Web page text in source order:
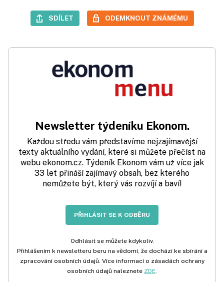
SDÍLET ODEMKNOUT ZNÁMÉMU
Newsletter týdeníku Ekonom.
Každou středu vám představíme nejzajímavější
texty aktuálního vydání, které si můžete přečíst na
webu ekonom.cz. Týdeník Ekonom vám už více jak
33 let přináší zajímavý obsah, bez kterého
nemůžete být, který vás rozvíjí a baví!
PŘIHLÁSIT SE K ODBĚRU
Odhlásit se můžete kdykoliv.
Přihlášením k newsletteru beru na vědomí, že dochází ke sbírání a
zpracování osobních údajů. Více informací o zásadách ochrany
osobních údajů naleznete ZDE.